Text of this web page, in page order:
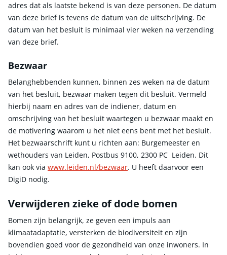
adres dat als laatste bekend is van deze personen. De datum
van deze brief is tevens de datum van de uitschrijving. De
datum van het besluit is minimaal vier weken na verzending
van deze brief.
Bezwaar
Belanghebbenden kunnen, binnen zes weken na de datum
van het besluit, bezwaar maken tegen dit besluit. Vermeld
hierbij naam en adres van de indiener, datum en
omschrijving van het besluit waartegen u bezwaar maakt en
de motivering waarom u het niet eens bent met het besluit.
Het bezwaarschrift kunt u richten aan: Burgemeester en
wethouders van Leiden, Postbus 9100, 2300 PC Leiden. Dit
kan ook via www.leiden.nl/bezwaar. U heeft daarvoor een
DigiD nodig.
Verwijderen zieke of dode bomen
Bomen zijn belangrijk, ze geven een impuls aan
klimaatadaptatie, versterken de biodiversiteit en zijn
bovendien goed voor de gezondheid van onze inwoners. In